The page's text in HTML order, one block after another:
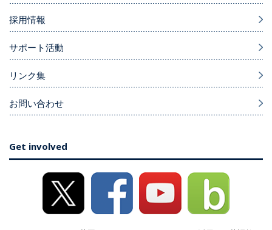
採用情報
サポート活動
リンク集
お問い合わせ
Get involved